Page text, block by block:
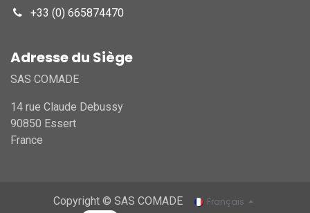
+33 (0) 665874470
Adresse du Siège
SAS COMADE
14 rue Claude Debussy
90850 Essert
France
Copyright © SAS COMADE Français